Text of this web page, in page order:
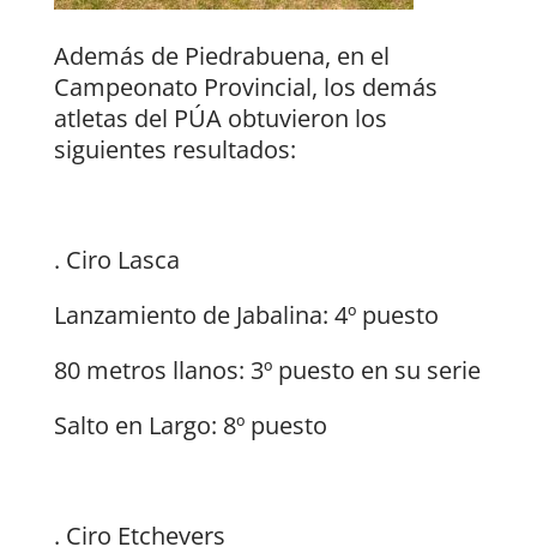
Además de Piedrabuena, en el
Campeonato Provincial, los demás
atletas del PÚA obtuvieron los
siguientes resultados:
. Ciro Lasca
Lanzamiento de Jabalina: 4º puesto
80 metros llanos: 3º puesto en su serie
Salto en Largo: 8º puesto
. Ciro Etchevers